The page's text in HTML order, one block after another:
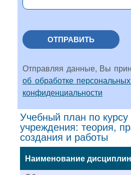
ОТПРАВИТЬ
Отправляя данные, Вы
об обработке
конфиденциальности
Учебный план по курсу
учреждения: теория,
создания и работы
Наименование